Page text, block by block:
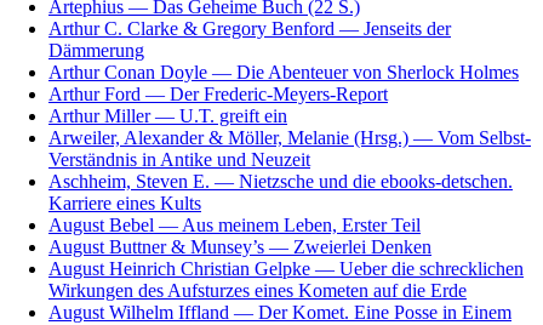
Artephius — Das Geheime Buch (22 S.)
Arthur C. Clarke & Gregory Benford — Jenseits der
Dämmerung
Arthur Conan Doyle — Die Abenteuer von Sherlock Holmes
Arthur Ford — Der Frederic-Meyers-Report
Arthur Miller — U.T. greift ein
Arweiler, Alexander & Möller, Melanie (Hrsg.) — Vom Selbst-
Verständnis in Antike und Neuzeit
Aschheim, Steven E. — Nietzsche und die ebooks-detschen.
Karriere eines Kults
August Bebel — Aus meinem Leben, Erster Teil
August Buttner & Munsey’s — Zweierlei Denken
August Heinrich Christian Gelpke — Ueber die schrecklichen
Wirkungen des Aufsturzes eines Kometen auf die Erde
August Wilhelm Iffland — Der Komet. Eine Posse in Einem